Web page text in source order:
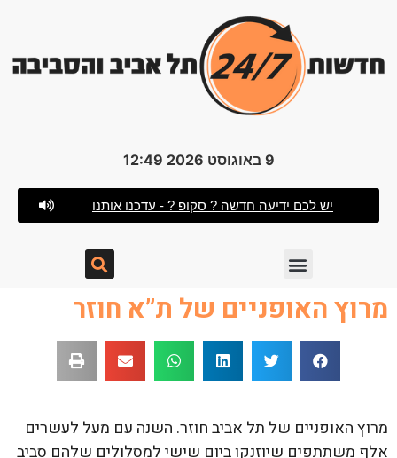
9 באוגוסט 2026 12:49
יש לכם ידיעה חדשה ? סקופ ? - עדכנו אותנו
מרוץ האופניים של ת”א חוזר
מרוץ האופניים של תל אביב חוזר. השנה עם מעל לעשרים
אלף משתתפים שיוזנקו ביום שישי למסלולים שלהם סביב